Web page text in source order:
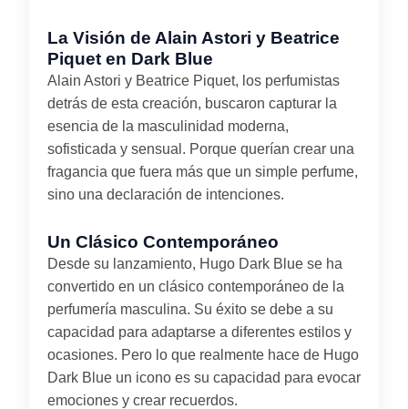
La Visión de Alain Astori y Beatrice
Piquet en Dark Blue
Alain Astori y Beatrice Piquet, los perfumistas
detrás de esta creación, buscaron capturar la
esencia de la masculinidad moderna,
sofisticada y sensual. Porque querían crear una
fragancia que fuera más que un simple perfume,
sino una declaración de intenciones.
Un Clásico Contemporáneo
Desde su lanzamiento, Hugo Dark Blue se ha
convertido en un clásico contemporáneo de la
perfumería masculina. Su éxito se debe a su
capacidad para adaptarse a diferentes estilos y
ocasiones. Pero lo que realmente hace de Hugo
Dark Blue un icono es su capacidad para evocar
emociones y crear recuerdos.